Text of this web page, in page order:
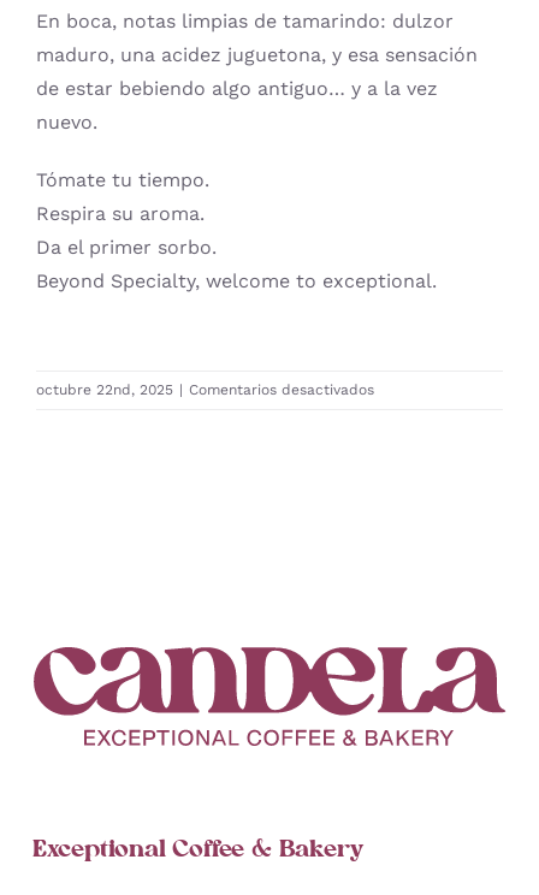
En boca, notas limpias de tamarindo: dulzor
maduro, una acidez juguetona, y esa sensación
de estar bebiendo algo antiguo… y a la vez
nuevo.
Tómate tu tiempo.
Respira su aroma.
Da el primer sorbo.
Beyond Specialty, welcome to exceptional.
octubre 22nd, 2025 | Comentarios desactivadosen
Exceptional Coffee & Bakery